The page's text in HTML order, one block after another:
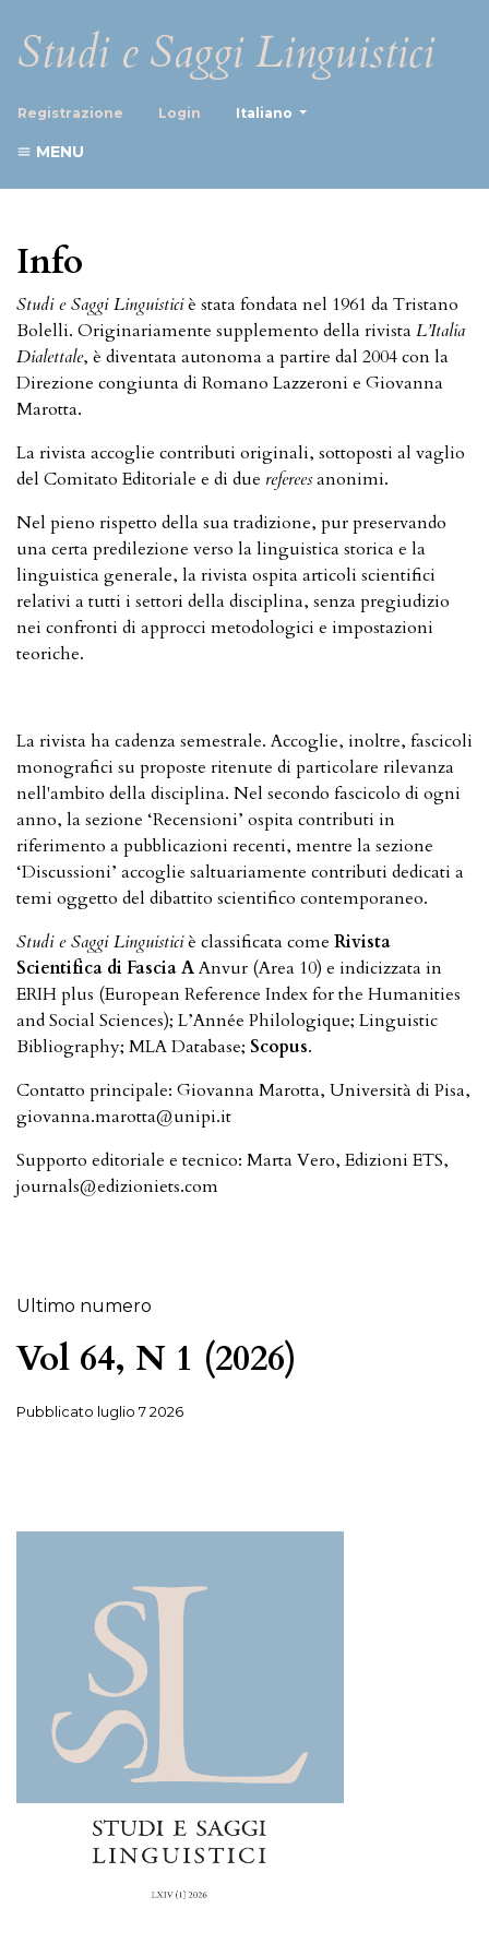
Studi e Saggi Linguistici
Registrazione Login Italiano
MENU
Info
Studi e Saggi Linguisticiè stata fondata nel 1961 da Tristano
Bolelli. Originariamente supplemento della rivista L’Italia
Dialettale, è diventata autonoma a partire dal 2004 con la
Direzione congiunta di Romano Lazzeroni e Giovanna
Marotta.
La rivista accoglie contributi originali, sottoposti al vaglio
del Comitato Editoriale e di due refereesanonimi.
Nel pieno rispetto della sua tradizione, pur preservando
una certa predilezione verso la linguistica storica e la
linguistica generale, la rivista ospita articoli scientifici
relativi a tutti i settori della disciplina, senza pregiudizio
nei confronti di approcci metodologici e impostazioni
teoriche.
La rivista ha cadenza semestrale. Accoglie, inoltre, fascicoli
monografici su proposte ritenute di particolare rilevanza
nell'ambito della disciplina. Nel secondo fascicolo di ogni
anno, la sezione ‘Recensioni’ ospita contributi in
riferimento a pubblicazioni recenti, mentre la sezione
‘Discussioni’ accoglie saltuariamente contributi dedicati a
temi oggetto del dibattito scientifico contemporaneo.
Studi e Saggi Linguisticiè classificata come Rivista
Scientifica diFascia AAnvur (Area 10) e indicizzata in
ERIH plus (European Reference Index for the Humanities
and Social Sciences); L’Année Philologique; Linguistic
Bibliography; MLA Database; Scopus.
Contatto principale: Giovanna Marotta, Università di Pisa,
giovanna.marotta@unipi.it
Supporto editoriale e tecnico: Marta Vero, Edizioni ETS,
journals@edizioniets.com
Ultimo numero
Vol 64, N 1 (2026)
Pubblicato luglio 7 2026